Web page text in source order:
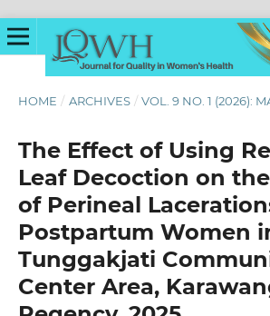
HOME / ARCHIVES / VOL. 9 NO. 1 (2026):
The Effect of Using
Leaf Decoction on
of Perineal
Postpartum Women
Tunggakjati
Center Area,